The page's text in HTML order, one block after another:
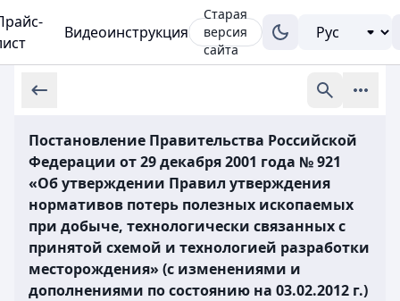
Видеоинструкция
Старая
версия
сайта
Постановление Правительства Российской
Федерации от 29 декабря 2001 года № 921
«Об утверждении Правил утверждения
нормативов потерь полезных ископаемых
при добыче, технологически связанных с
принятой схемой и технологией разработки
месторождения» (с изменениями и
дополнениями по состоянию на 03.02.2012 г.)